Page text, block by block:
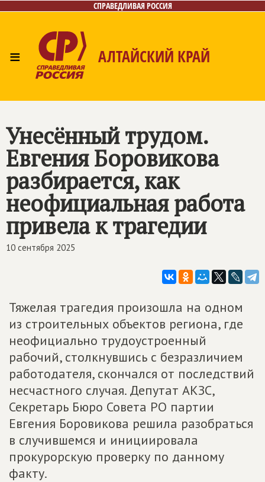
СПРАВЕДЛИВАЯ РОССИЯ
≡ АЛТАЙСКИЙ КРАЙ
Контакты
Унесённый трудом.
Евгения Боровикова
разбирается, как
неофициальная работа
привела к трагедии
10 сентября 2025
Тяжелая трагедия произошла на одном
из строительных объектов региона, где
неофициально трудоустроенный
рабочий, столкнувшись с безразличием
работодателя, скончался от последствий
несчастного случая. Депутат АКЗС,
Секретарь Бюро Совета РО партии
Евгения Боровикова решила разобраться
в случившемся и инициировала
прокурорскую проверку по данному
факту.